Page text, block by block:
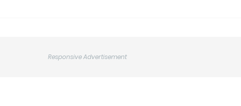
Responsive Advertisement